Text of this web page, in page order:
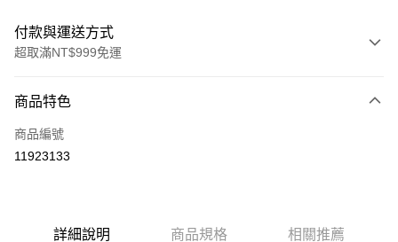
付款與運送方式
超取滿NT$999免運
信用卡一次付款
超商取貨付款
商品特色
商品編號
11923133
詳細說明 商品規格 相關推薦